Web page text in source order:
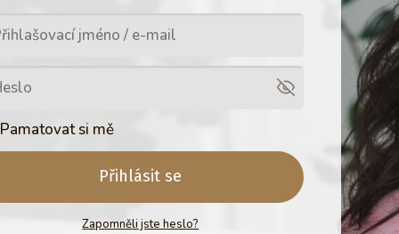
Pamatovat si mě
Přihlásit se
Zapomněli jste heslo?